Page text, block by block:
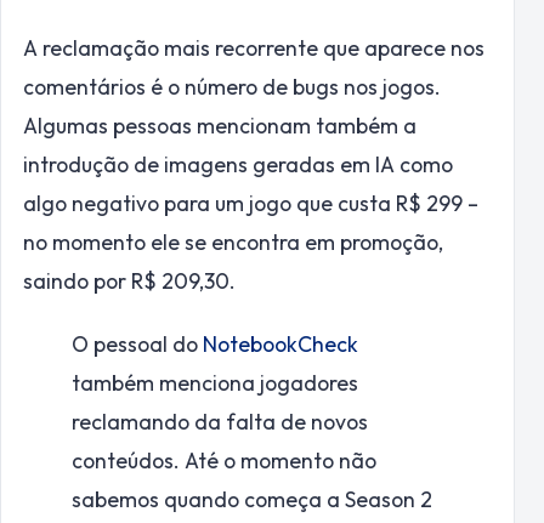
A reclamação mais recorrente que aparece nos
comentários é o número de bugs nos jogos.
Algumas pessoas mencionam também a
introdução de imagens geradas em IA como
algo negativo para um jogo que custa R$ 299 –
no momento ele se encontra em promoção,
saindo por R$ 209,30.
O pessoal do NotebookCheck
também menciona jogadores
reclamando da falta de novos
conteúdos. Até o momento não
sabemos quando começa a Season 2